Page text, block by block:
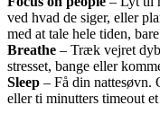
ved hvad de siger, eller
med at tale hele tiden,
Breathe – Træk vejret
stresset, bange eller
Sleep – Få din nattesøvn.
eller ti minutters timeout